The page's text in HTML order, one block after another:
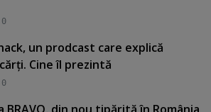
0
un prodcast care explică
Cine îl prezintă
0